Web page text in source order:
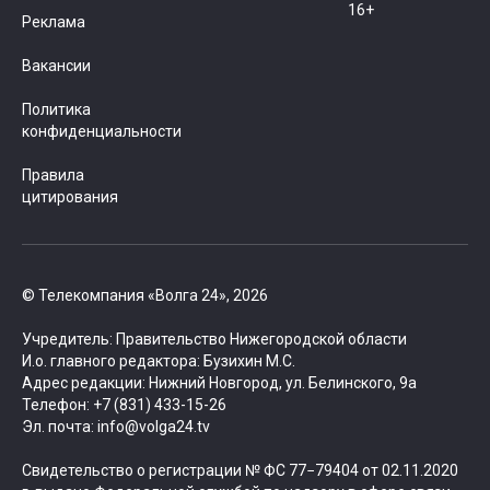
© Телекомпания «Волга 24», 2026
Учредитель: Правительство Нижегородской области
И.о. главного редактора: Бузихин М.С.
Адрес редакции: Нижний Новгород, ул. Белинского, 9а
Телефон: +7 (831) 433-15-26
Эл. почта: info@volga24.tv
Свидетельство о регистрации № ФС 77−79404 от 02.11.2020
Реклама
Вакансии
Политика
конфиденциальности
Правила
цитирования
16+